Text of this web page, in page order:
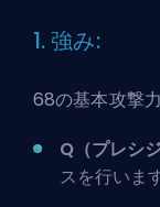
1. 強み:
68の基本攻撃力
Q（プレシ
スを行います